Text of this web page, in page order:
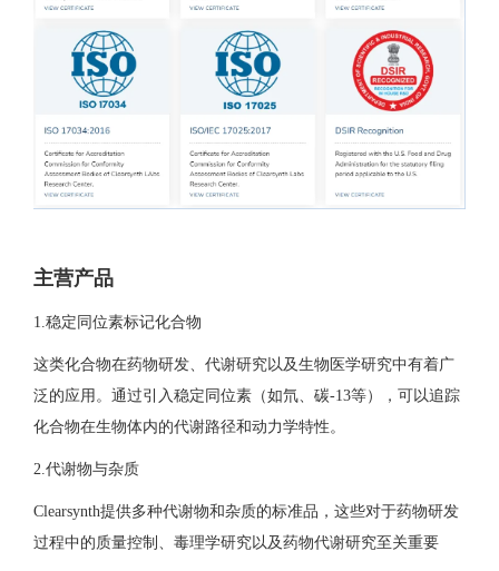
主营产品
1.稳定同位素标记化合物
这类化合物在药物研发、代谢研究以及生物医学研究中有着广
泛的应用。通过引入稳定同位素（如氘、碳-13等），可以追踪
化合物在生物体内的代谢路径和动力学特性。
2.代谢物与杂质
Clearsynth提供多种代谢物和杂质的标准品，这些对于药物研发
过程中的质量控制、毒理学研究以及药物代谢研究至关重要